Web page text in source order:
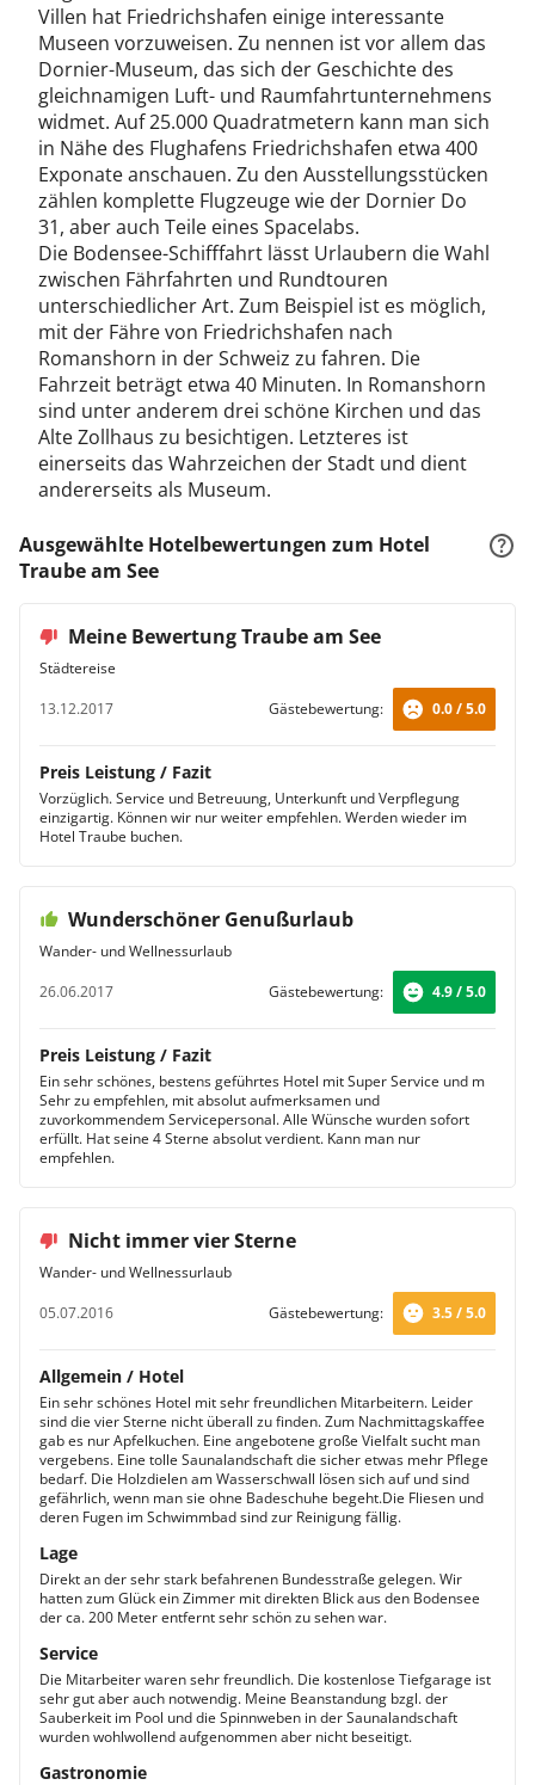
Villen hat Friedrichshafen einige interessante
Museen vorzuweisen. Zu nennen ist vor allem das
Dornier-Museum, das sich der Geschichte des
gleichnamigen Luft- und Raumfahrtunternehmens
widmet. Auf 25.000 Quadratmetern kann man sich
in Nähe des Flughafens Friedrichshafen etwa 400
Exponate anschauen. Zu den Ausstellungsstücken
zählen komplette Flugzeuge wie der Dornier Do
31, aber auch Teile eines Spacelabs.
Die Bodensee-Schifffahrt lässt Urlaubern die Wahl
zwischen Fährfahrten und Rundtouren
unterschiedlicher Art. Zum Beispiel ist es möglich,
mit der Fähre von Friedrichshafen nach
Romanshorn in der Schweiz zu fahren. Die
Fahrzeit beträgt etwa 40 Minuten. In Romanshorn
sind unter anderem drei schöne Kirchen und das
Alte Zollhaus zu besichtigen. Letzteres ist
einerseits das Wahrzeichen der Stadt und dient
andererseits als Museum.
Ausgewählte Hotelbewertungen zum Hotel
Traube am See
Meine Bewertung Traube am See
Städtereise
13.12.2017
Gästebewertung: 0.0 / 5.0
Preis Leistung / Fazit
Vorzüglich. Service und Betreuung, Unterkunft und Verpflegung
einzigartig. Können wir nur weiter empfehlen. Werden wieder im
Hotel Traube buchen.
Wunderschöner Genußurlaub
Wander- und Wellnessurlaub
26.06.2017
Gästebewertung: 4.9 / 5.0
Preis Leistung / Fazit
Ein sehr schönes, bestens geführtes Hotel mit Super Service und m
Sehr zu empfehlen, mit absolut aufmerksamen und
zuvorkommendem Servicepersonal. Alle Wünsche wurden sofort
erfüllt. Hat seine 4 Sterne absolut verdient. Kann man nur
empfehlen.
Nicht immer vier Sterne
Wander- und Wellnessurlaub
05.07.2016
Gästebewertung: 3.5 / 5.0
Allgemein / Hotel
Ein sehr schönes Hotel mit sehr freundlichen Mitarbeitern. Leider
sind die vier Sterne nicht überall zu finden. Zum Nachmittagskaffee
gab es nur Apfelkuchen. Eine angebotene große Vielfalt sucht man
vergebens. Eine tolle Saunalandschaft die sicher etwas mehr Pflege
bedarf. Die Holzdielen am Wasserschwall lösen sich auf und sind
gefährlich, wenn man sie ohne Badeschuhe begeht.Die Fliesen und
deren Fugen im Schwimmbad sind zur Reinigung fällig.
Lage
Direkt an der sehr stark befahrenen Bundesstraße gelegen. Wir
hatten zum Glück ein Zimmer mit direkten Blick aus den Bodensee
der ca. 200 Meter entfernt sehr schön zu sehen war.
Service
Die Mitarbeiter waren sehr freundlich. Die kostenlose Tiefgarage ist
sehr gut aber auch notwendig. Meine Beanstandung bzgl. der
Sauberkeit im Pool und die Spinnweben in der Saunalandschaft
wurden wohlwollend aufgenommen aber nicht beseitigt.
Gastronomie